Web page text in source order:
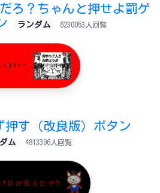
ろ？ちゃんと押せよ罰ゲ
ランダム 6230053人回覧
)ｷｬｰ
押す（改良版）ボタン
ム 4813396人回覧
?目が見えたぞ?